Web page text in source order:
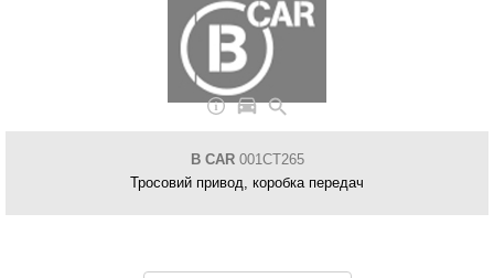
B CAR001CT265
Тросовий привод, коробка передач